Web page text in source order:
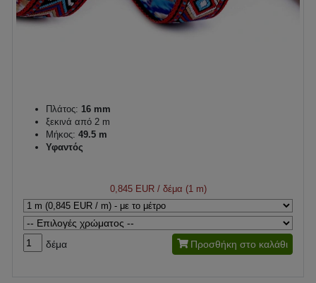
Πλάτος: 16 mm
ξεκινά από 2 m
Μήκος: 49.5 m
Υφαντός
0,845 EUR/ δέμα (1 m)
δέμα Προσθήκη στο καλάθι